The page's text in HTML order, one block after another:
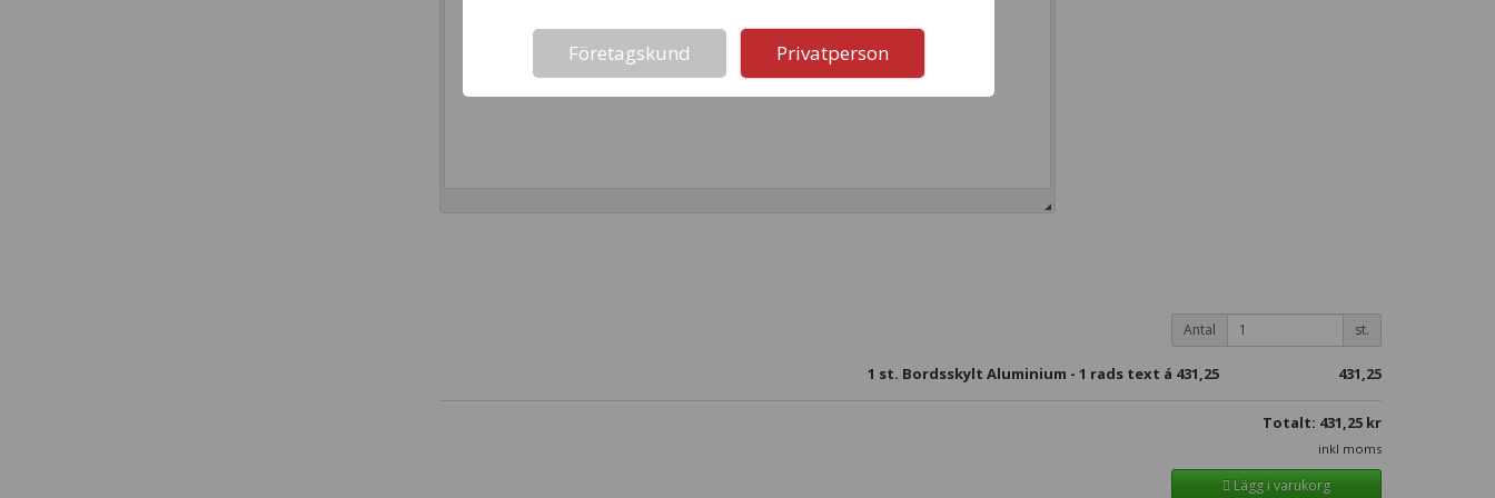
Antal st.
1 st. Bordsskylt Aluminium - 1 rads text á 431,25 431,25
Totalt: 431,25 kr
inkl moms
Lägg i varukorg
Företagskund Privatperson